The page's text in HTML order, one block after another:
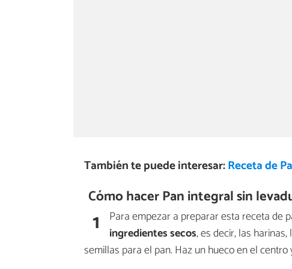
También te puede interesar:Receta de
Cómo hacer Pan integral sin
1 Para empezar a preparar esta receta de
ingredientes secos, es decir, las
semillas para el pan. Haz un hueco en el